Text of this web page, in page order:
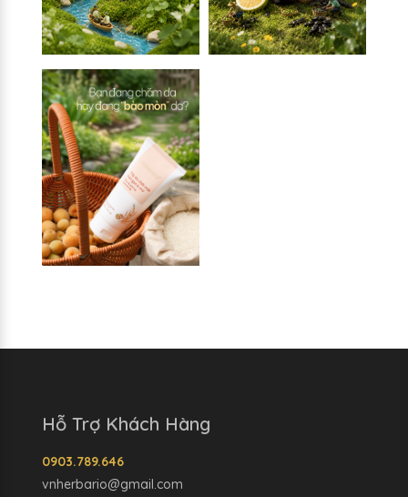
Hỗ Trợ Khách Hàng
0903.789.646
vnherbario@gmail.com